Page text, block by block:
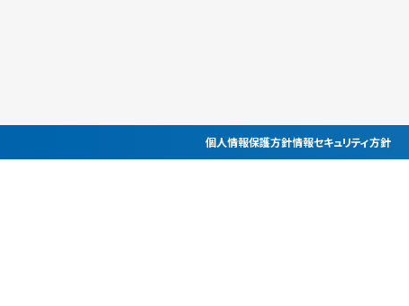
個人情報保護方針情報セキュリティ方針